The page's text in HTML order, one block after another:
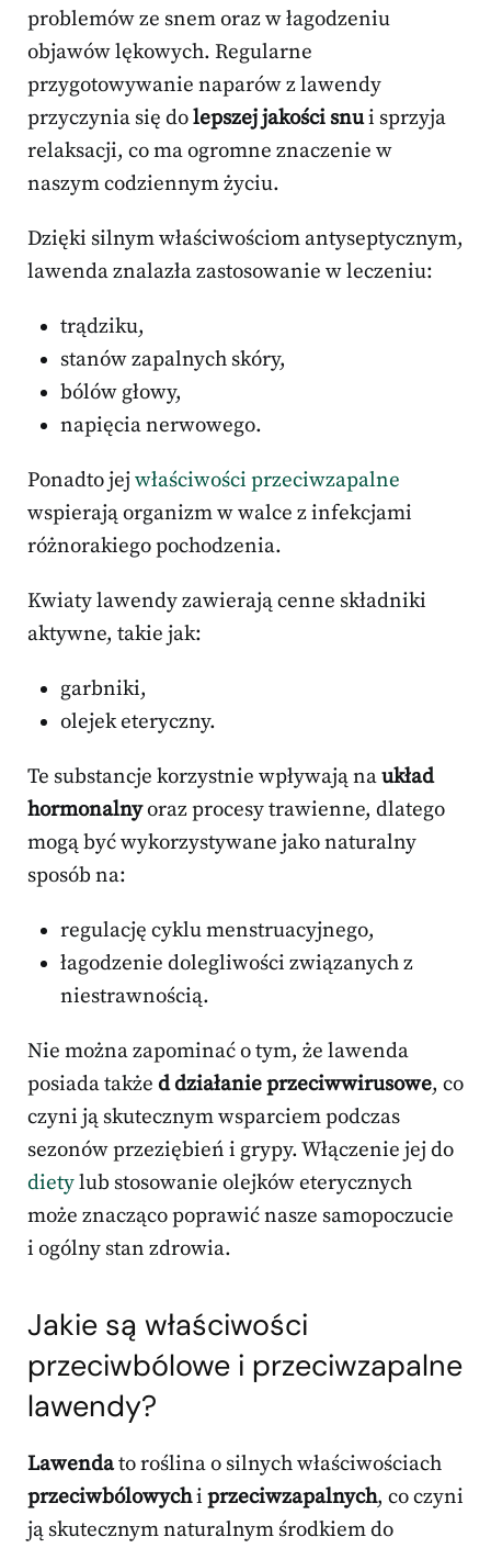
problemów ze snem oraz w łagodzeniu
objawów lękowych. Regularne
przygotowywanie naparów z lawendy
przyczynia się dolepszej jakości snui sprzyja
relaksacji, co ma ogromne znaczenie w
naszym codziennym życiu.
Dzięki silnym właściwościom antyseptycznym,
lawenda znalazła zastosowanie w leczeniu:
trądziku,
stanów zapalnych skóry,
bólów głowy,
napięcia nerwowego.
Ponadto jejwłaściwości przeciwzapalne
wspierają organizm w walce z infekcjami
różnorakiego pochodzenia.
Kwiaty lawendy zawierają cenne składniki
aktywne, takie jak:
garbniki,
olejek eteryczny.
Te substancje korzystnie wpływają naukład
hormonalnyoraz procesy trawienne, dlatego
mogą być wykorzystywane jako naturalny
sposób na:
regulację cyklu menstruacyjnego,
łagodzenie dolegliwości związanych z
niestrawnością.
Nie można zapominać o tym, że lawenda
posiada także d działanie przeciwwirusowe, co
czyni ją skutecznym wsparciem podczas
sezonów przeziębień i grypy. Włączenie jej do
dietylub stosowanie olejków eterycznych
może znacząco poprawić nasze samopoczucie
i ogólny stan zdrowia.
Jakie są właściwości
przeciwbólowe i przeciwzapalne
lawendy?
Lawendato roślina o silnych właściwościach
przeciwbólowychi przeciwzapalnych, co czyni
ją skutecznym naturalnym środkiem do